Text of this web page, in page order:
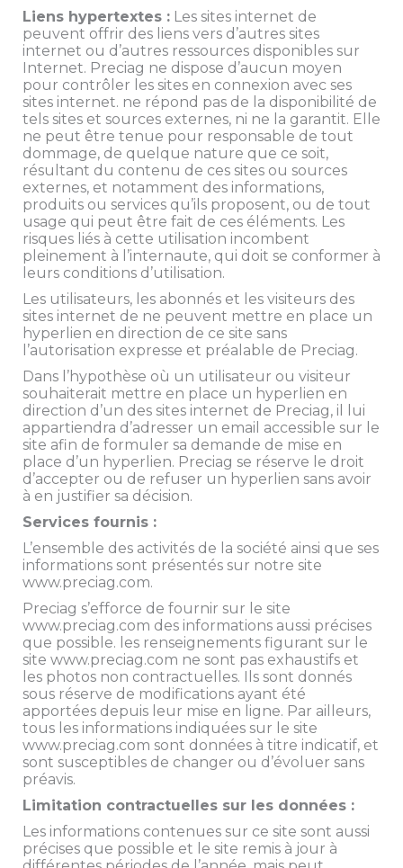
Liens hypertextes : Les sites internet de
peuvent offrir des liens vers d’autres sites
internet ou d’autres ressources disponibles sur
Internet. Preciag ne dispose d’aucun moyen
pour contrôler les sites en connexion avec ses
sites internet. ne répond pas de la disponibilité de
tels sites et sources externes, ni ne la garantit. Elle
ne peut être tenue pour responsable de tout
dommage, de quelque nature que ce soit,
résultant du contenu de ces sites ou sources
externes, et notamment des informations,
produits ou services qu’ils proposent, ou de tout
usage qui peut être fait de ces éléments. Les
risques liés à cette utilisation incombent
pleinement à l’internaute, qui doit se conformer à
leurs conditions d’utilisation.
Les utilisateurs, les abonnés et les visiteurs des
sites internet de ne peuvent mettre en place un
hyperlien en direction de ce site sans
l’autorisation expresse et préalable de Preciag.
Dans l’hypothèse où un utilisateur ou visiteur
souhaiterait mettre en place un hyperlien en
direction d’un des sites internet de Preciag, il lui
appartiendra d’adresser un email accessible sur le
site afin de formuler sa demande de mise en
place d’un hyperlien. Preciag se réserve le droit
d’accepter ou de refuser un hyperlien sans avoir
à en justifier sa décision.
Services fournis :
L’ensemble des activités de la société ainsi que ses
informations sont présentés sur notre site
www.preciag.com.
Preciag s’efforce de fournir sur le site
www.preciag.com des informations aussi précises
que possible. les renseignements figurant sur le
site www.preciag.com ne sont pas exhaustifs et
les photos non contractuelles. Ils sont donnés
sous réserve de modifications ayant été
apportées depuis leur mise en ligne. Par ailleurs,
tous les informations indiquées sur le site
www.preciag.com sont données à titre indicatif, et
sont susceptibles de changer ou d’évoluer sans
préavis.
Limitation contractuelles sur les données :
Les informations contenues sur ce site sont aussi
précises que possible et le site remis à jour à
DEMANDE DE FICHE TECHNIQUE
Remplissez ce formulaire pour recevoir le
document
Nom
*
Prénom
Téléphone
*